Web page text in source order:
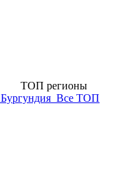
ТОП регионы
Бургундия Все ТОП